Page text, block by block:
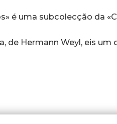
é uma subcolecção da
de Hermann Weyl, eis